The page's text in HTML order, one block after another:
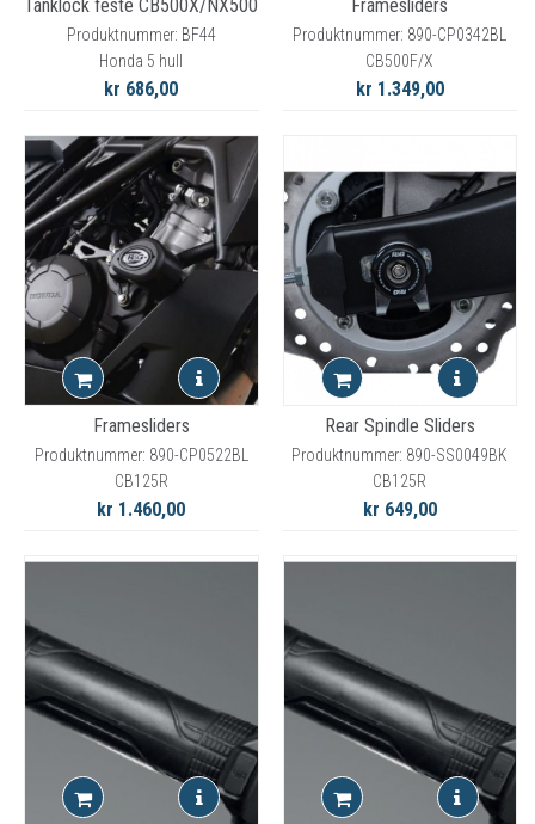
Tanklock feste CB500X/NX500
Produktnummer: BF44
Honda 5 hull
kr 686,00
Framesliders
Produktnummer: 890-CP0342BL
CB500F/X
kr 1.349,00
Framesliders
Produktnummer: 890-CP0522BL
CB125R
kr 1.460,00
Rear Spindle Sliders
Produktnummer: 890-SS0049BK
CB125R
kr 649,00